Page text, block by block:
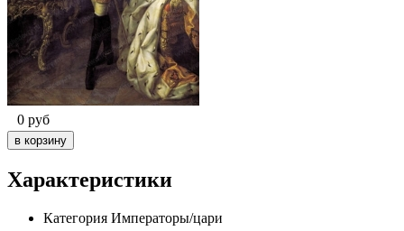
0 руб
Характеристики
Категория Императоры/цари